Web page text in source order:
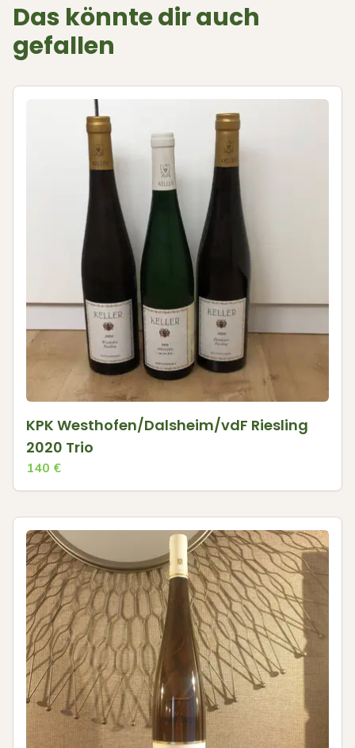
Das könnte dir auch
gefallen
KPK Westhofen/Dalsheim/vdF Riesling
2020 Trio
140 €